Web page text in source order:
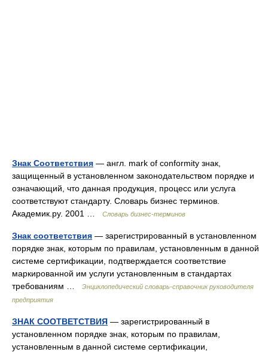
Знак Соответствия — англ. mark of conformity знак,
защищенный в установленном законодательством порядке и
означающий, что данная продукция, процесс или услуга
соответствуют стандарту. Словарь бизнес терминов.
Академик.ру. 2001 …
Словарь бизнес-терминов
Знак соответствия — зарегистрированный в установленном
порядке знак, которым по правилам, установленным в данной
системе сертификации, подтверждается соответствие
маркированной им услуги установленным в стандартах
требованиям …
Энциклопедический словарь-справочник руководителя
предприятия
ЗНАК СООТВЕТСТВИЯ — зарегистрированный в
установленном порядке знак, которым по правилам,
установленным в данной системе сертификации,